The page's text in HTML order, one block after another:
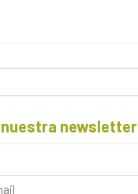
newsletter